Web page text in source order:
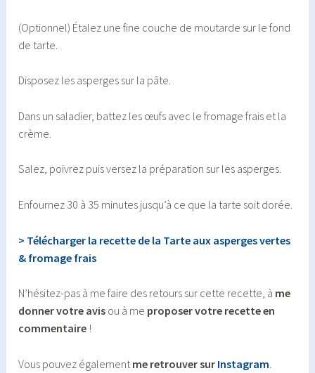
(Optionnel) Étalez une fine couche de moutarde sur le fond
de tarte.
Disposez les asperges sur la pâte.
Dans un saladier, battez les œufs avec le fromage frais et la
crème.
Salez, poivrez puis versez la préparation sur les asperges.
Enfournez 30 à 35 minutes jusqu’à ce que la tarte soit dorée.
> Télécharger la recette de la Tarte aux asperges vertes
& fromage frais
N’hésitez-pas à me faire des retours sur cette recette, à me
donner votre avis ou à me proposer votre recette en
commentaire !
Vous pouvez également me retrouver sur Instagram